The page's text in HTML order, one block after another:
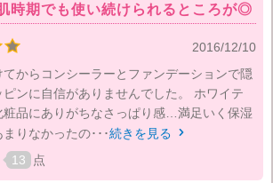
時期でも使い続けられるところが◎
2016/12/10
からコンシーラーとファンデーションで隠
ンに自信がありませんでした。 ホワイテ
粧品にありがちなさっぱり感…満足いく保湿
りなかったの･･･続きを見る 
13 点